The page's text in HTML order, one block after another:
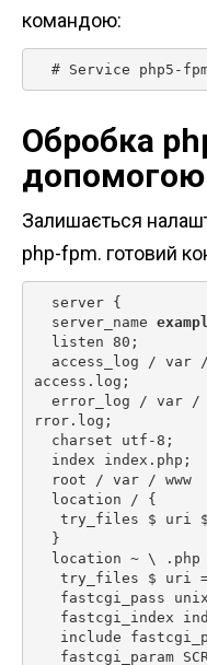
командою:
# Service php5-
Обробка
Залишається
php-fpm. готовий
  server_name
access_log / var
access.log;
error_log / var
rror.log;